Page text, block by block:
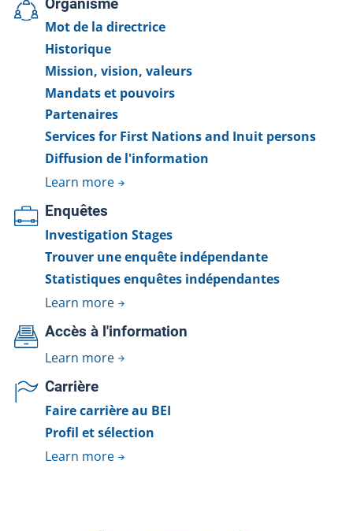
Organisme
Mot de la directrice
Historique
Mission, vision, valeurs
Mandats et pouvoirs
Partenaires
Services for First Nations and Inuit persons
Diffusion de l'information
Learn more
Enquêtes
Investigation Stages
Trouver une enquête indépendante
Statistiques enquêtes indépendantes
Learn more
Accès à l'information
Learn more
Carrière
Faire carrière au BEI
Profil et sélection
Learn more